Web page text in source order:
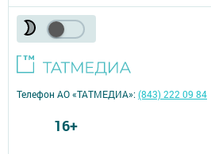
Телефон АО «ТАТМЕДИА»:(843) 222 09 84
16+